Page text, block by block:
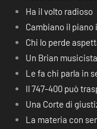
Ha il volto radioso
Cambiano il piano
Chi lo perde
Un Brian musicista
Le fa chi parla in
Il 747-400 può
Una Corte di
La materia con